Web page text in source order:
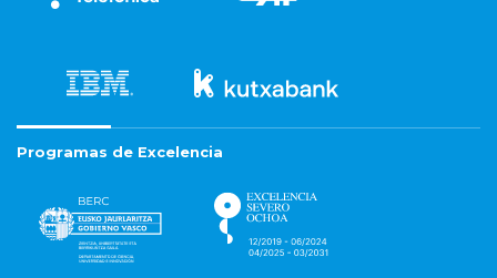
Programas de Excelencia